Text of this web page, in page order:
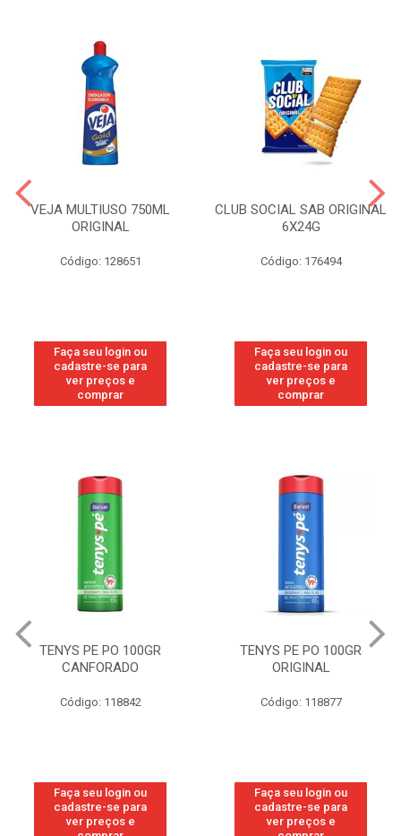
VEJA MULTIUSO 750ML
ORIGINAL
Código: 128651
Faça seu login ou
cadastre-se para
ver preços e
comprar
CLUB SOCIAL SAB ORIGINAL
6X24G
Código: 176494
Faça seu login ou
cadastre-se para
ver preços e
comprar
TENYS PE PO 100GR
CANFORADO
Código: 118842
Faça seu login ou
cadastre-se para
ver preços e
TENYS PE PO 100GR
ORIGINAL
Código: 118877
Faça seu login ou
cadastre-se para
ver preços e